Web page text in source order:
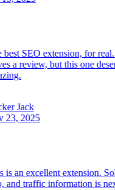
SEO extension, for
a review, but this one
Jack
2025
an excellent extension.
traffic information is